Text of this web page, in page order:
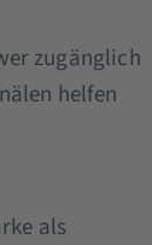
zugänglich
helfen
als